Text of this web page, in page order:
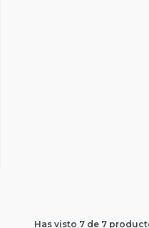
Has visto 7de 7